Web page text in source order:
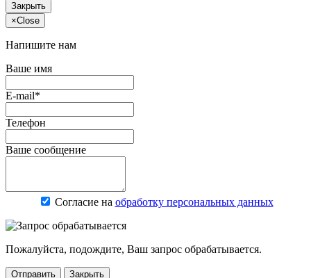
Закрыть
×Close
Напишите нам
Ваше имя
E-mail*
Телефон
Ваше сообщение
Согласие на обработку персональных данных
Пожалуйста, подождите, Ваш запрос обрабатывается.
Отправить
Закрыть